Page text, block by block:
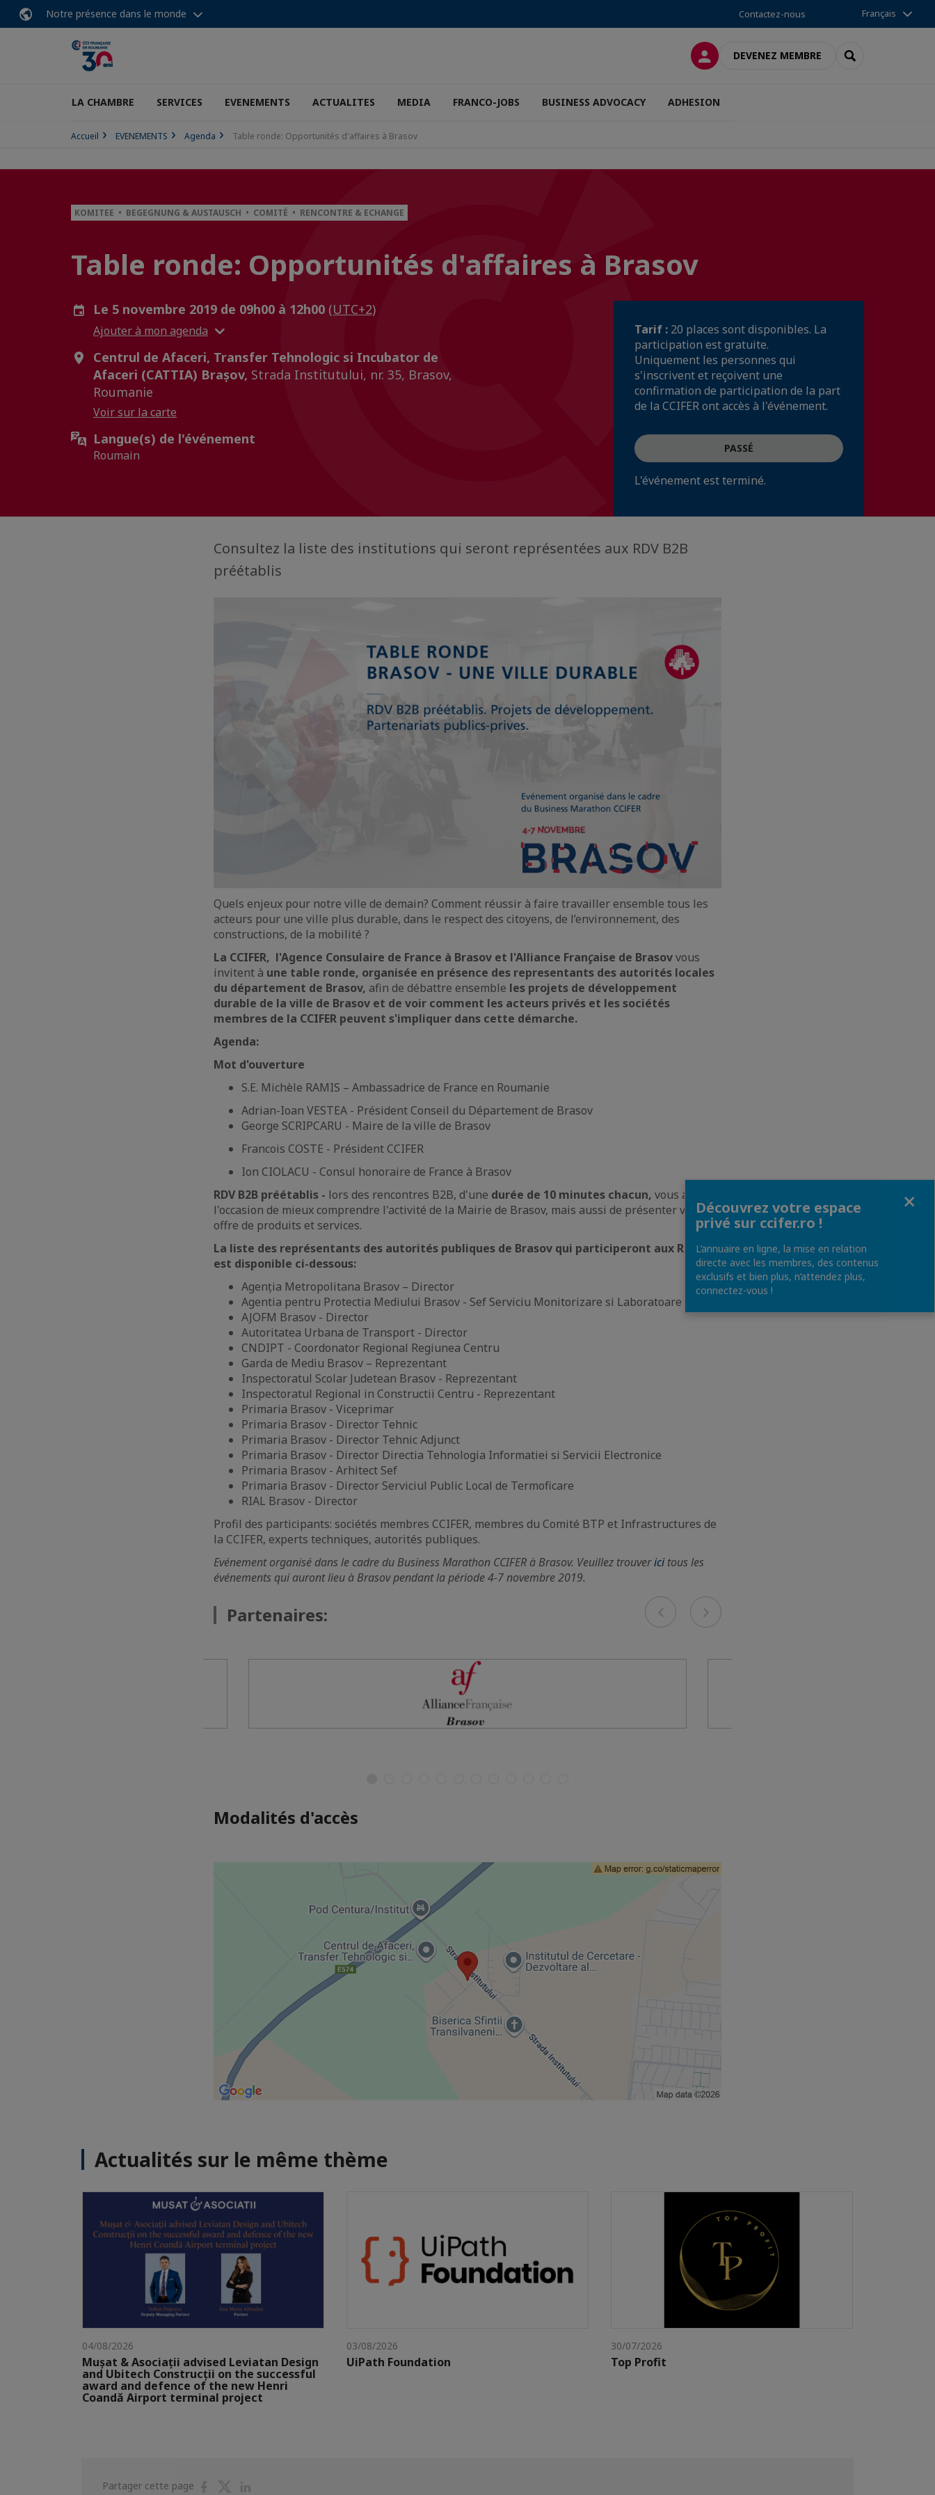
Notre présence dans le monde Contactez-nous Français
CONNEXIONDEVENEZ MEMBRE RECHERCHER
LA CHAMBRE SERVICES EVENEMENTS ACTUALITES MEDIA FRANCO-JOBS BUSINESS ADVOCACY ADHESION
Accueil EVENEMENTS Agenda Table ronde: Opportunités d'affaires à Brasov
KOMITEE • BEGEGNUNG & AUSTAUSCH • COMITÉ • RENCONTRE & ECHANGE
Table ronde: Opportunités d'affaires à Brasov
Le 5 novembre 2019 de 09h00 à 12h00 (UTC+2)
Ajouter à mon agenda
Centrul de Afaceri, Transfer Tehnologic si Incubator de
Afaceri (CATTIA) Brașov, Strada Institutului, nr. 35, Brasov,
Roumanie
Voir sur la carte
Langue(s) de l'événement
Roumain
Tarif : 20 places sont disponibles. La
participation est gratuite.
Uniquement les personnes qui
s'inscrivent et reçoivent une
confirmation de participation de la part
de la CCIFER ont accès à l'événement.
PASSÉ
L'événement est terminé.
Consultez la liste des institutions qui seront représentées aux RDV B2B
préétablis
Quels enjeux pour notre ville de demain? Comment réussir à faire travailler ensemble tous les
acteurs pour une ville plus durable, dans le respect des citoyens, de l’environnement, des
constructions, de la mobilité ?
La CCIFER, l'Agence Consulaire de France à Brasov et l'Alliance Française de Brasovvous
invitent à une table ronde, organisée en présence des representants des autorités locales
du département de Brasov, afin de débattre ensemble les projets de développement
durable de la ville de Brasov et de voir comment les acteurs privés et les sociétés
membres de la CCIFER peuvent s'impliquer dans cette démarche.
Agenda:
Mot d'ouverture
S.E. Michèle RAMIS – Ambassadrice de France en Roumanie
Adrian-Ioan VESTEA - Président Conseil du Département de Brasov
George SCRIPCARU - Maire de la ville de Brasov
Francois COSTE - Président CCIFER
Ion CIOLACU - Consul honoraire de France à Brasov
RDV B2B préétablis - lors des rencontres B2B, d'une durée de 10 minutes chacun, vous aurez
l'occasion de mieux comprendre l'activité de la Mairie de Brasov, mais aussi de présenter votre
offre de produits et services.
La liste des représentants des autorités publiques de Brasov qui participeront aux RDV B2B
est disponible ci-dessous:
Agenția Metropolitana Brasov – Director
Agentia pentru Protectia Mediului Brasov - Sef Serviciu Monitorizare si Laboratoare
AJOFM Brasov - Director
Autoritatea Urbana de Transport - Director
CNDIPT - Coordonator Regional Regiunea Centru
Garda de Mediu Brasov – Reprezentant
Inspectoratul Scolar Judetean Brasov - Reprezentant
Inspectoratul Regional in Constructii Centru - Reprezentant
Primaria Brasov - Viceprimar
Primaria Brasov - Director Tehnic
Primaria Brasov - Director Tehnic Adjunct
Primaria Brasov - Director Directia Tehnologia Informatiei si Servicii Electronice
Primaria Brasov - Arhitect Sef
Primaria Brasov - Director Serviciul Public Local de Termoficare
RIAL Brasov - Director
Profil des participants: sociétés membres CCIFER, membres du Comité BTP et Infrastructures de
la CCIFER, experts techniques, autorités publiques.
Evénement organisé dans le cadre du Business Marathon CCIFER à Brasov. Veuillez trouvericitous les
événements qui auront lieu à Brasov pendant la période 4-7 novembre 2019.
Partenaires:
Previous
Modalités d'accès
Actualités sur le même thème
04/08/2026
Mușat & Asociații advised Leviatan Design
and Ubitech Construcții on the successful
award and defence of the new Henri
Coandă Airport terminal project
03/08/2026
UiPath Foundation
30/07/2026
Top Profit
Partager cette page
PartagerPartager
Découvrez votre espace
privé sur ccifer.ro !
L’annuaire en ligne, la mise en relation
directe avec les membres, des contenus
exclusifs et bien plus, n’attendez plus,
connectez-vous !